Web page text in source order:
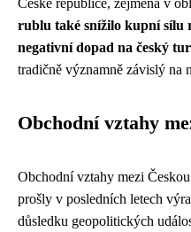
České republice, zejména v
rublu také snížilo kupní sílu
negativní dopad na český
tradičně významně závislý na
Obchodní vztahy
Obchodní vztahy mezi
prošly v posledních letech
důsledku geopolitických